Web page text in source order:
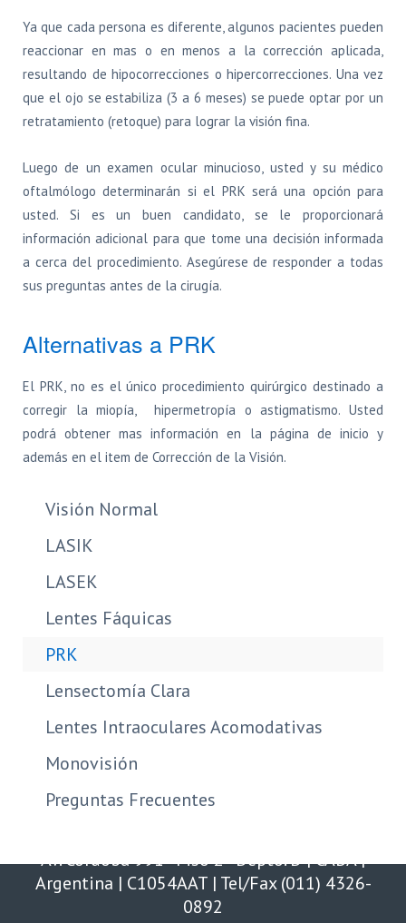
Ya que cada persona es diferente, algunos pacientes pueden
reaccionar en mas o en menos a la corrección aplicada,
resultando de hipocorrecciones o hipercorrecciones. Una vez
que el ojo se estabiliza (3 a 6 meses) se puede optar por un
retratamiento (retoque) para lograr la visión fina.
Luego de un examen ocular minucioso, usted y su médico
oftalmólogo determinarán si el PRK será una opción para
usted. Si es un buen candidato, se le proporcionará
información adicional para que tome una decisión informada
a cerca del procedimiento. Asegúrese de responder a todas
sus preguntas antes de la cirugía.
Alternativas a PRK
El PRK, no es el único procedimiento quirúrgico destinado a
corregir la miopía, hipermetropía o astigmatismo. Usted
podrá obtener mas información en la página de inicio y
además en el item de Corrección de la Visión.
Visión Normal
LASIK
LASEK
Lentes Fáquicas
PRK
Lensectomía Clara
Lentes Intraoculares Acomodativas
Monovisión
Preguntas Frecuentes
Av. Córdoba 991 - Piso 2 - Depto. D | CABA |
Argentina | C1054AAT | Tel/Fax (011) 4326-
0892